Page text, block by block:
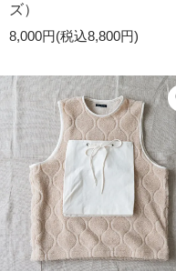
ズ）
8,000円(税込8,800円)